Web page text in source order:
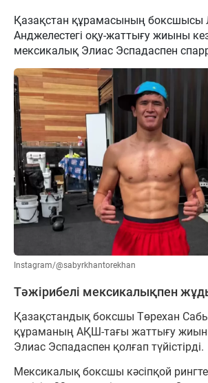
Қазақстан құрамасының боксшысы
Анджелестегі оқу-жаттығу жиыны
мексикалық Элиас Эспадаспен
Instagram/@sabyrkhantorekhan
Тәжірибелі мексикалықпен
Қазақстандық боксшы Төрехан
құраманың АҚШ-тағы жаттығу
Элиас Эспадаспен қолғап түйістірді.
Мексикалық боксшы кәсіпқой